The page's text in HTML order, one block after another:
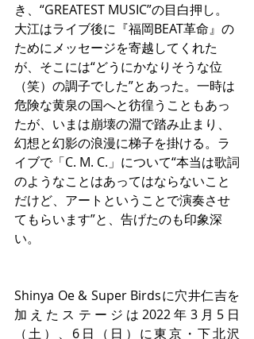
き、“GREATEST MUSIC”の目白押し。
大江はライブ後に『福岡BEAT革命』の
ためにメッセージを寄越してくれた
が、そこには“どうにかなりそうな位
（笑）の調子でした”とあった。一時は
危険な黄泉の国へと彷徨うこともあっ
たが、いまは崩壊の淵で踏み止まり、
幻想と幻影の浪漫に梯子を掛ける。ラ
イブで「C. M. C.」について“本当は歌詞
のようなことはあってはならないこと
だけど、アートということで演奏させ
てもらいます”と、告げたのも印象深
い。
Shinya Oe & Super Birdsに穴井仁吉を
加えたステージは2022年3月5日
（土）、6日（日）に東京・下北沢